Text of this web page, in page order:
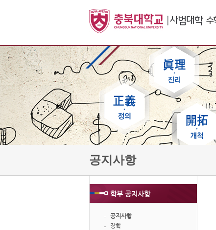
학부 공지사항
공지사항
장학
공지사항